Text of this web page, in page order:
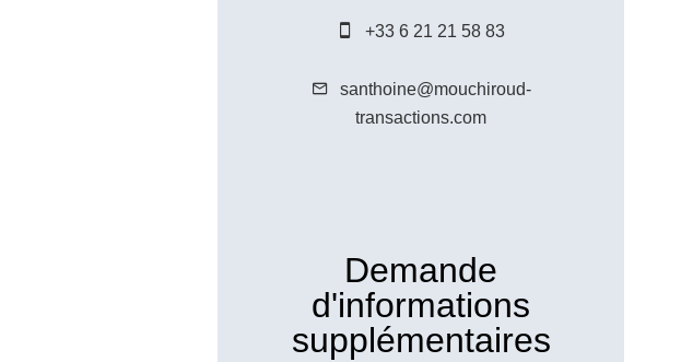
+33 6 21 21 58 83
santhoine@mouchiroud-
transactions.com
Demande
d'informations
supplémentaires